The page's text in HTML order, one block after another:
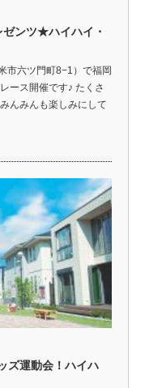
ンツ★ハイハイ・
市六ツ門町8−1）で福岡
ース開催です♪ たくさ
んみんも楽しみにして
ズ運動会！ハイハ